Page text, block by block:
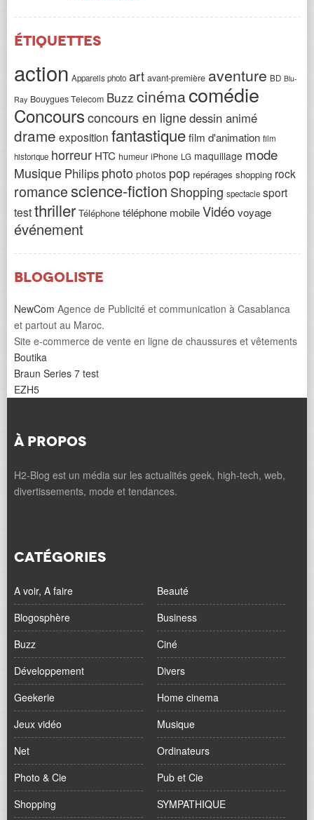
Étiquettes
action Appareils photo art avant-première aventure BD Blu-
Ray Bouygues Telecom Buzz cinémacomédie
Concoursconcours en lignedessin animé
drame exposition fantastiquefilm d'animation film
historique horreur HTC humeur iPhone LG maquillage mode
Musique Philips photo photos pop repérages shopping rock
romancescience-fiction Shopping spectacle sport
testthriller Téléphone téléphone mobileVidéovoyage
événement
Blogoliste
NewCom Agence de Publicité et communication à Casablanca
et partout au Maroc.
Site e-commerce de vente en ligne de chaussures et vêtements
Boutika
Braun Series 7 test
EZH5
À PROPOS
H2-Blog est un média sur les actualités geek, high-tech, web,
divertissements, mode et tendances.
CATÉGORIES
A voir, A faire
Beauté
Blogosphère
Business
Buzz
Ciné
Développement
Divers
Geekerie
Home cinema
Jeux vidéo
Musique
Net
Ordinateurs
Photo & Cie
Pub et Cie
Shopping
SYMPATHIQUE